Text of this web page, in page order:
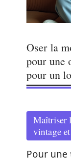
Oser la
pour une
pour un
Maîtriser
vintage
Pour une